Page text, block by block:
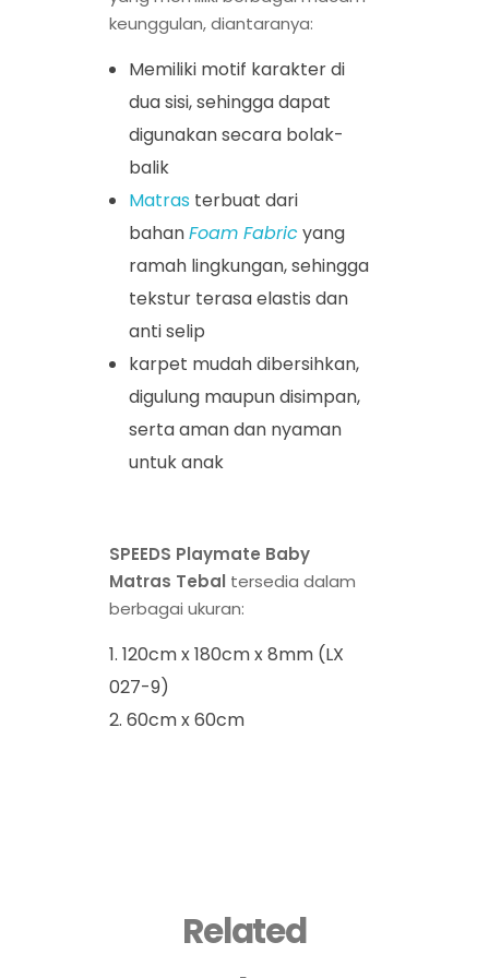
keunggulan, diantaranya:
Memiliki motif karakter di
dua sisi, sehingga dapat
digunakan secara bolak-
balik
Matrasterbuat dari
bahanFoam Fabricyang
ramah lingkungan, sehingga
tekstur terasa elastis dan
anti selip
karpet mudah dibersihkan,
digulung maupun disimpan,
serta aman dan nyaman
untuk anak
SPEEDS Playmate Baby
Matras Tebal tersedia dalam
berbagai ukuran:
120cm x 180cm x 8mm (LX
027-9)
60cm x 60cm
Related